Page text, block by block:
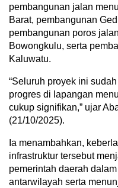
pembangunan jalan
Barat, pembangunan
pembangunan poros
Bowongkulu, serta
Kaluwatu.
“Seluruh proyek ini
progres di lapangan
cukup signifikan,” ujar
(21/10/2025).
Ia menambahkan,
infrastruktur tersebut
pemerintah daerah
antarwilayah serta